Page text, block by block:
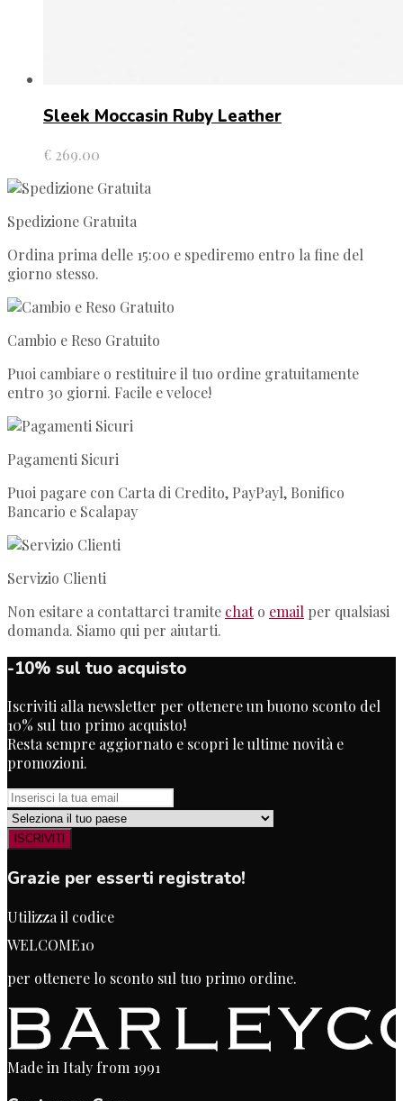
Sleek Moccasin Ruby Leather
€ 269.00
Spedizione Gratuita
Ordina prima delle 15:00 e spediremo entro la fine del
giorno stesso.
Cambio e Reso Gratuito
Puoi cambiare o restituire il tuo ordine gratuitamente
entro 30 giorni. Facile e veloce!
Pagamenti Sicuri
Puoi pagare con Carta di Credito, PayPayl, Bonifico
Bancario e Scalapay
Servizio Clienti
Non esitare a contattarci tramite chato email per qualsiasi
domanda. Siamo qui per aiutarti.
-10% sul tuo acquisto
Iscriviti alla newsletter per ottenere un buono sconto del
10% sul tuo primo acquisto!
Resta sempre aggiornato e scopri le ultime novità e
promozioni.
ISCRIVITI
Grazie per esserti registrato!
Utilizza il codice
WELCOME10
per ottenere lo sconto sul tuo primo ordine.
Made in Italy from 1991